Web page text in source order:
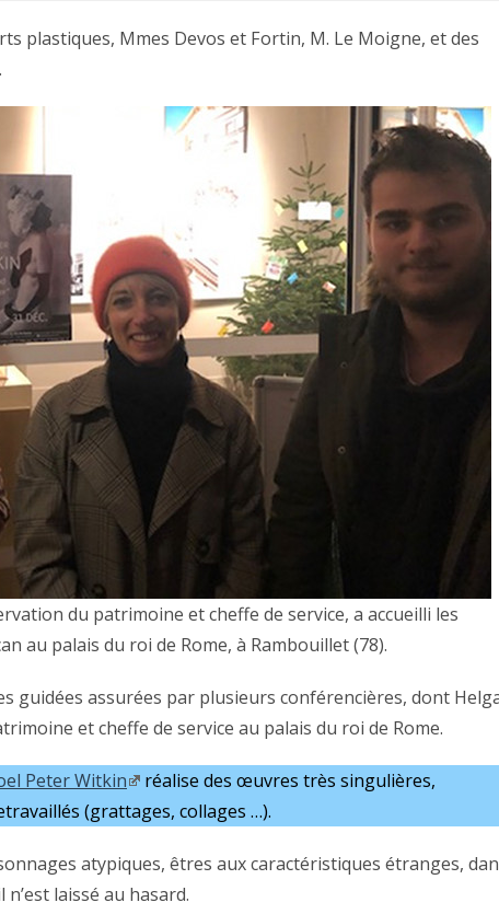
plastiques, Mmes Devos et Fortin, M. Le Moigne, et des
du patrimoine et cheffe de service, a accueilli les
au palais du roi de Rome, à Rambouillet (78).
guidées assurées par plusieurs conférencières, dont
et cheffe de service au palais du roi de Rome.
Peter Witkin
réalise des œuvres très singulières,
(grattages, collages …).
atypiques, êtres aux caractéristiques étranges,
laissé au hasard.